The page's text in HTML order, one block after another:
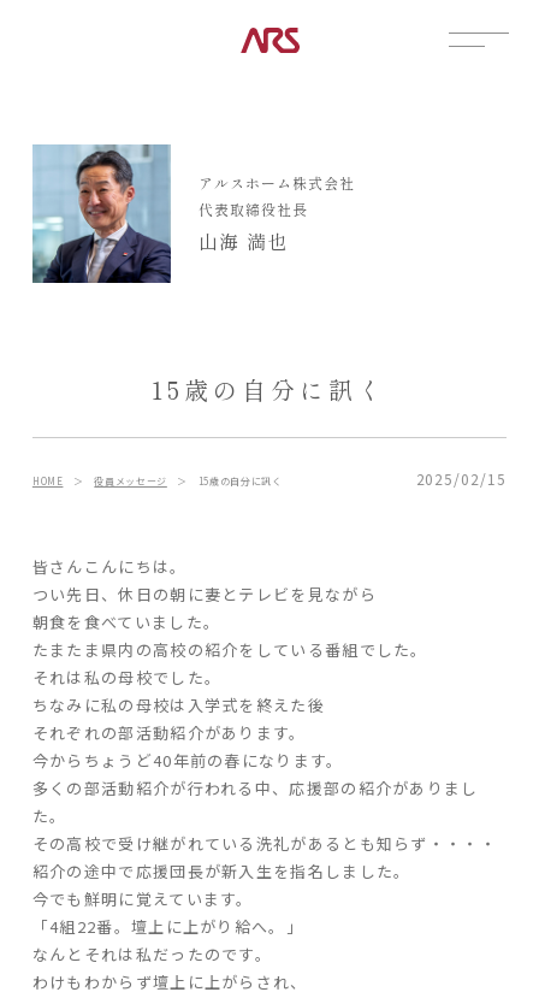
展示場
見学会
資料請求
ARS HOMEとは
- ARS WAY
- 設計コンセプト
- 商品コンセプト
デザイン
- 空間デザイン
- 内観デザイン
- 生活デザイン
- 外構デザイン
性能
POSTS
お知らせ
アルスホーム株式会社
代表取締役社長
山海 満也
15歳の自分に訊く
HOME ＞役員メッセージ ＞ 15歳の自分に訊く 2025/02/15
皆さんこんにちは。
つい先日、休日の朝に妻とテレビを見ながら
朝食を食べていました。
たまたま県内の高校の紹介をしている番組でした。
それは私の母校でした。
ちなみに私の母校は入学式を終えた後
それぞれの部活動紹介があります。
今からちょうど40年前の春になります。
多くの部活動紹介が行われる中、応援部の紹介がありまし
た。
その高校で受け継がれている洗礼があるとも知らず・・・・
紹介の途中で応援団長が新入生を指名しました。
今でも鮮明に覚えています。
「4組22番。壇上に上がり給へ。」
なんとそれは私だったのです。
わけもわからず壇上に上がらされ、